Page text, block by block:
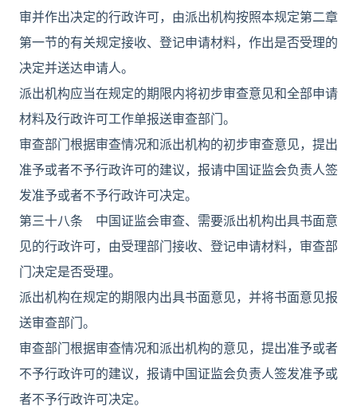
审并作出决定的行政许可，由派出机构按照本规定第二章
第一节的有关规定接收、登记申请材料，作出是否受理的
决定并送达申请人。
派出机构应当在规定的期限内将初步审查意见和全部申请
材料及行政许可工作单报送审查部门。
审查部门根据审查情况和派出机构的初步审查意见，提出
准予或者不予行政许可的建议，报请中国证监会负责人签
发准予或者不予行政许可决定。
第三十八条 中国证监会审查、需要派出机构出具书面意
见的行政许可，由受理部门接收、登记申请材料，审查部
门决定是否受理。
派出机构在规定的期限内出具书面意见，并将书面意见报
送审查部门。
审查部门根据审查情况和派出机构的意见，提出准予或者
不予行政许可的建议，报请中国证监会负责人签发准予或
者不予行政许可决定。